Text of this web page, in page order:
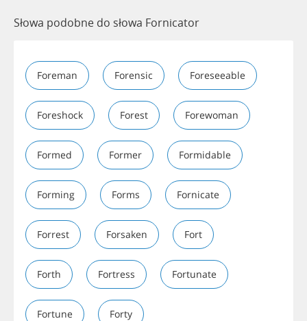
Słowa podobne do słowa Fornicator
Foreman Forensic Foreseeable
Foreshock Forest Forewoman
Formed Former Formidable
Forming Forms Fornicate
Forrest Forsaken Fort
Forth Fortress Fortunate
Fortune Forty